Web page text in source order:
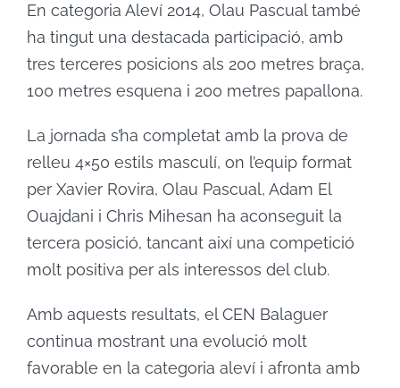
En categoria Aleví 2014, Olau Pascual també
ha tingut una destacada participació, amb
tres terceres posicions als 200 metres braça,
100 metres esquena i 200 metres papallona.
La jornada s’ha completat amb la prova de
relleu 4×50 estils masculí, on l’equip format
per Xavier Rovira, Olau Pascual, Adam El
Ouajdani i Chris Mihesan ha aconseguit la
tercera posició, tancant així una competició
molt positiva per als interessos del club.
Amb aquests resultats, el CEN Balaguer
continua mostrant una evolució molt
favorable en la categoria aleví i afronta amb